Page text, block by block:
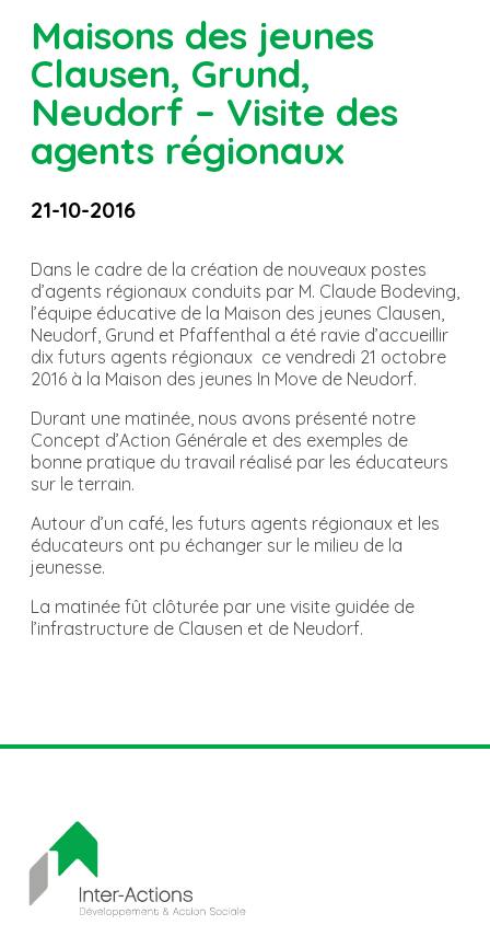
Maisons des jeunes
Clausen, Grund,
Neudorf – Visite des
agents régionaux
21-10-2016
Dans le cadre de la création de nouveaux postes
d’agents régionaux conduits par M. Claude Bodeving,
l’équipe éducative de la Maison des jeunes Clausen,
Neudorf, Grund et Pfaffenthal a été ravie d’accueillir
dix futurs agents régionaux ce vendredi 21 octobre
2016 à la Maison des jeunes In Move de Neudorf.
Durant une matinée, nous avons présenté notre
Concept d’Action Générale et des exemples de
bonne pratique du travail réalisé par les éducateurs
sur le terrain.
Autour d’un café, les futurs agents régionaux et les
éducateurs ont pu échanger sur le milieu de la
jeunesse.
La matinée fût clôturée par une visite guidée de
l’infrastructure de Clausen et de Neudorf.